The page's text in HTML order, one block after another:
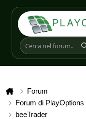
Forum
Forum di
beeTrader